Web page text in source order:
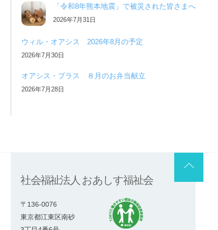
「令和8年熊本地震」で被災された皆さまへ
2026年7月31日
ウィル・オアシス 2026年8月の予定
2026年7月30日
オアシス・プラス ８月のお弁当献立
2026年7月28日
社会福祉法人 おあしす福祉会
〒136-0076
東京都江東区南砂